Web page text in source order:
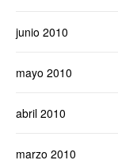
junio 2010
mayo 2010
abril 2010
marzo 2010